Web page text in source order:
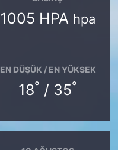
1005 HPA hpa
EN DÜŞÜK / EN YÜKSEK
18° / 35°